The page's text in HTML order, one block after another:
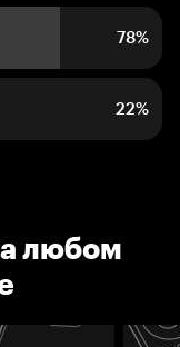
78%
22%
любом